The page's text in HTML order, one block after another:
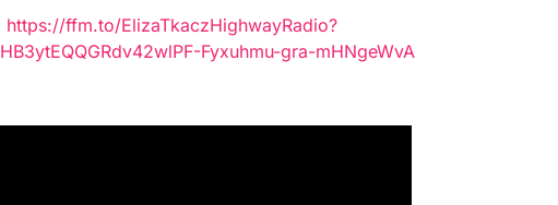
https://ffm.to/ElizaTkaczHighwayRadio?
Fyxuhmu-gra-mHNgeWvA